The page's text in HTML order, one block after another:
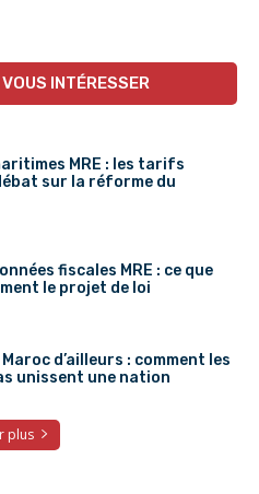
INTÉRESSER
MRE : les tarifs
sur la réforme du
fiscales MRE : ce que
le projet de loi
d’ailleurs : comment les
unissent une nation
plus